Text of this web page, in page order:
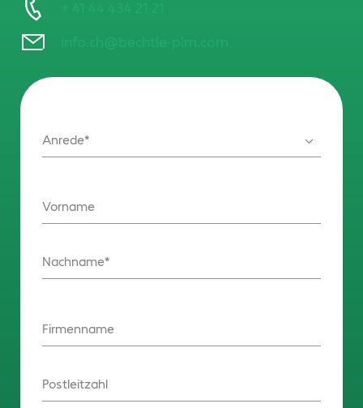
Anrede
Vorname
Nachname
Firmenname
Postleitzahl